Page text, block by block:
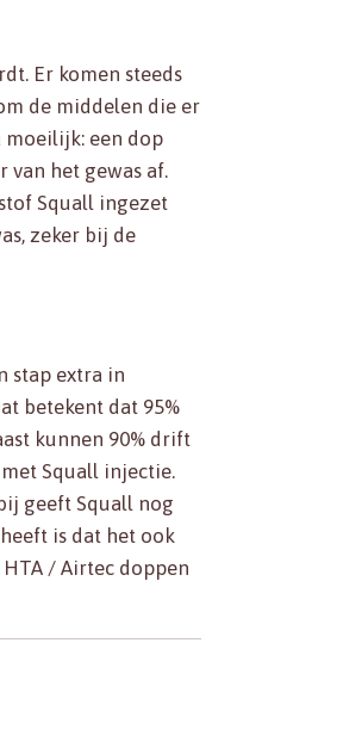
Er komen steeds
de middelen die er
een dop
het gewas af.
Squall ingezet
zeker bij de
stap extra in
betekent dat 95%
kunnen 90% drift
Squall injectie.
geeft Squall nog
is dat het ook
/ Airtec doppen